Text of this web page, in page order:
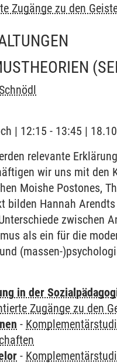
Zugänge zu den
| 12:15 - 13:45 |
relevante
wir uns mit den
Moishe Postones,
bilden Hannah
zwischen
als ein für die
(massen-
in der
Zugänge zu den
-
-